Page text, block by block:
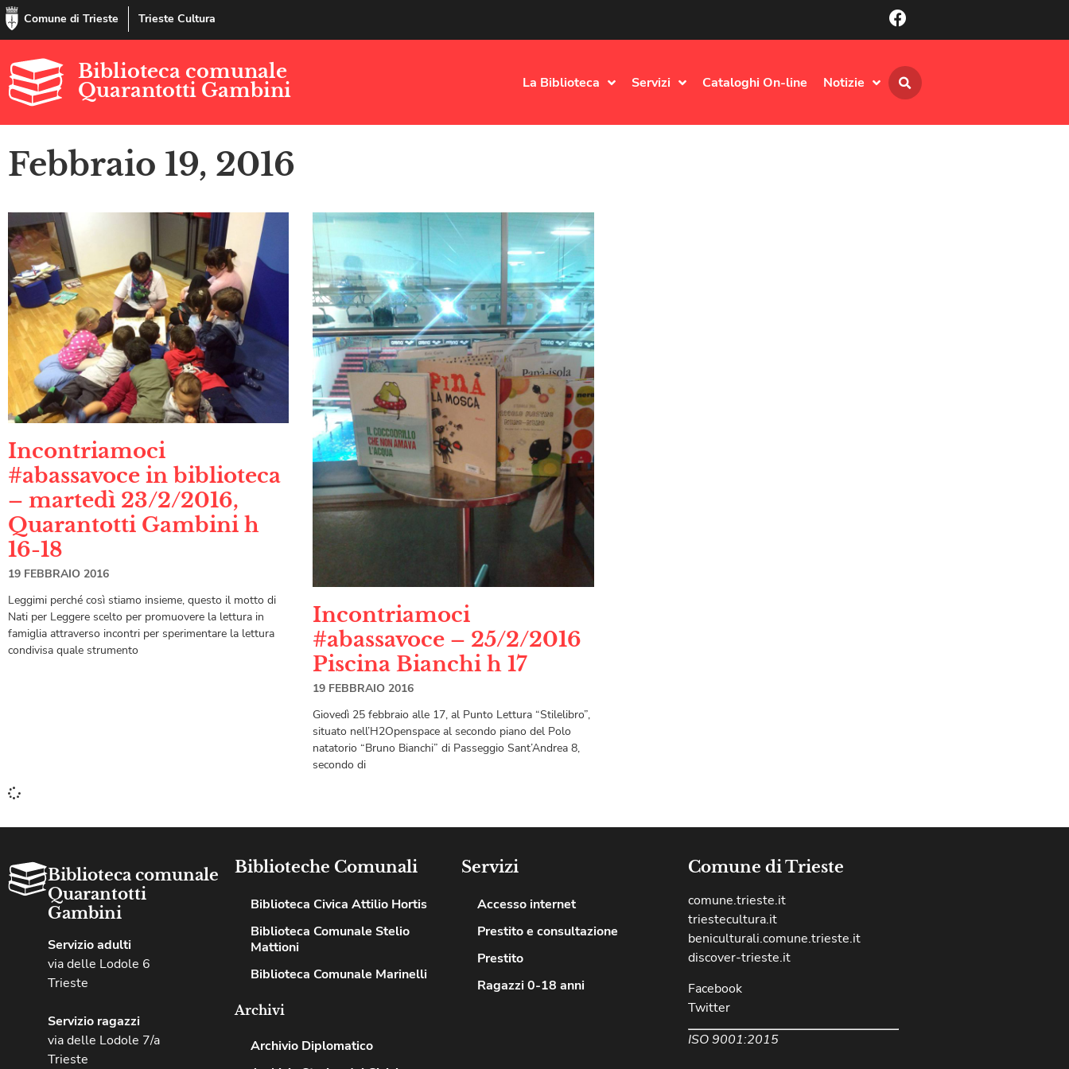
Comune di Trieste Trieste Cultura
Biblioteca comunale
Quarantotti Gambini
La Biblioteca Servizi Cataloghi On-line Notizie
Febbraio 19, 2016
Incontriamoci
#abassavoce in biblioteca
– martedì 23/2/2016,
Quarantotti Gambini h
16-18
19 FEBBRAIO 2016
Leggimi perché così stiamo insieme, questo il motto di
Nati per Leggere scelto per promuovere la lettura in
famiglia attraverso incontri per sperimentare la lettura
condivisa quale strumento
Incontriamoci
#abassavoce – 25/2/2016
Piscina Bianchi h 17
19 FEBBRAIO 2016
Giovedì 25 febbraio alle 17, al Punto Lettura “Stilelibro”,
situato nell’H2Openspace al secondo piano del Polo
natatorio “Bruno Bianchi” di Passeggio Sant’Andrea 8,
secondo di
Biblioteca comunale
Quarantotti
Gambini
Servizio adulti
via delle Lodole 6
Trieste
Servizio ragazzi
via delle Lodole 7/a
Trieste
Biblioteche Comunali
Biblioteca Civica Attilio Hortis
Biblioteca Comunale Stelio
Mattioni
Biblioteca Comunale Marinelli
Archivi
Archivio Diplomatico
Servizi
Accesso internet
Prestito e consultazione
Prestito
Ragazzi 0-18 anni
Comune di Trieste
comune.trieste.it
triestecultura.it
beniculturali.comune.trieste.it
discover-trieste.it
Facebook
Twitter
ISO 9001:2015